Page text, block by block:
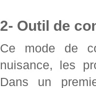
2- Outil de
Ce mode de
nuisance, les
Dans un